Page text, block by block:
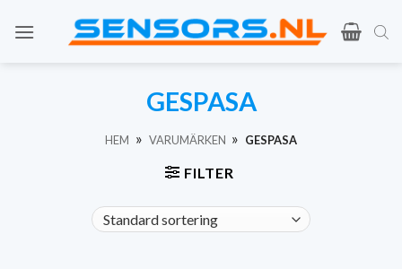
GESPASA
HEM » VARUMÄRKEN » GESPASA
FILTER